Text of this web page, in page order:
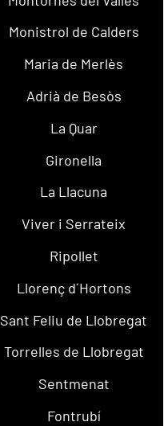
Monistrol de Calders
Maria de Merlès
Adrià de Besòs
La Quar
Gironella
La Llacuna
Viver i Serrateix
Ripollet
Llorenç d´Hortons
Sant Feliu de Llobregat
Torrelles de Llobregat
Sentmenat
Fontrubí